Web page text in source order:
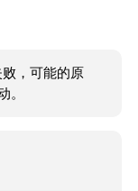
，可能的原
。